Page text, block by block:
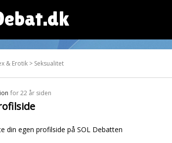
& Erotik > Seksualitet
for 22 år siden
din egen profilside på SOL Debatten